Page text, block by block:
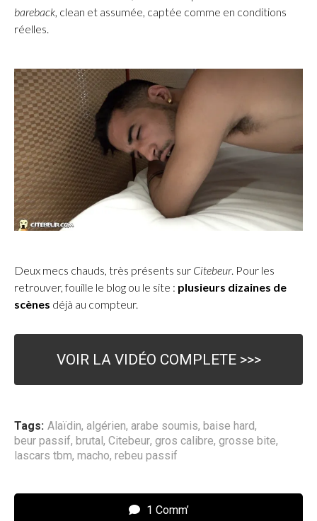
bareback, clean et assumée, captée comme en conditions
réelles.
Deux mecs chauds, très présents sur Citebeur. Pour les
retrouver, fouille le blog ou le site : plusieurs dizaines de
scènes déjà au compteur.
VOIR LA VIDÉO COMPLETE >>>
Tags: Alaïdin, algérien, arabe soumis, baise hard,
beur passif, brutal, Citebeur, gros calibre, grosse bite,
lascars tbm, macho, rebeu passif
1 Comm’